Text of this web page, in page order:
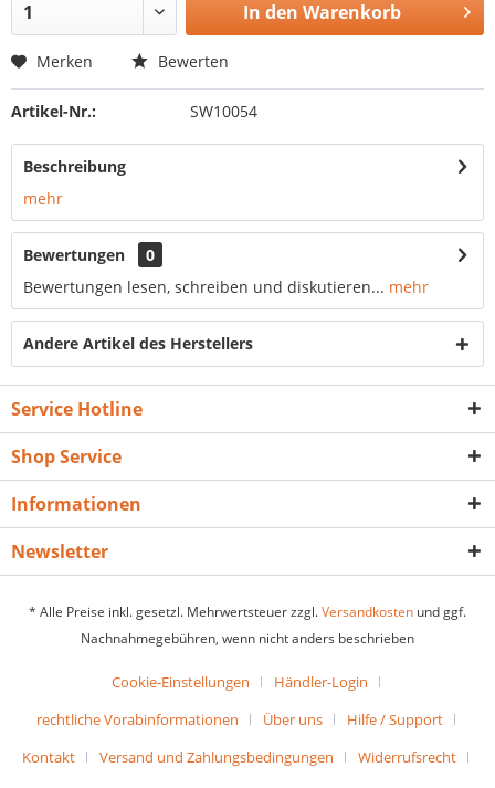
In den Warenkorb
Merken Bewerten
Artikel-Nr.: SW10054
Beschreibung
mehr
Bewertungen
0
Bewertungen lesen, schreiben und diskutieren... mehr
Andere Artikel des Herstellers
Service Hotline
Shop Service
Informationen
Newsletter
* Alle Preise inkl. gesetzl. Mehrwertsteuer zzgl.Versandkosten und ggf.
Nachnahmegebühren, wenn nicht anders beschrieben
Cookie-Einstellungen
Händler-Login
rechtliche Vorabinformationen
Über uns
Hilfe / Support
Kontakt
Versand und Zahlungsbedingungen
Widerrufsrecht